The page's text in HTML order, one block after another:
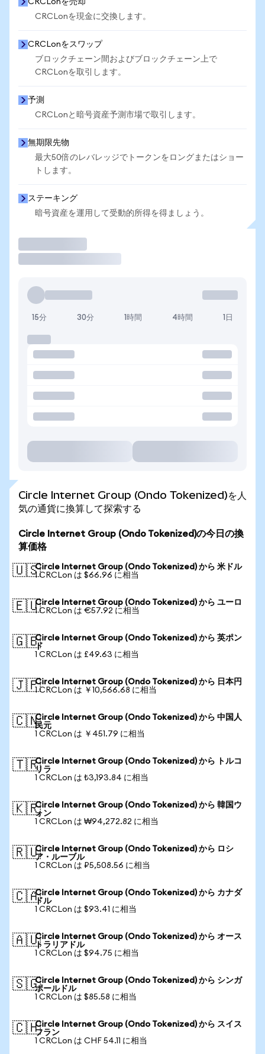
CRCLonを売却
CRCLonを現金に交換します。
CRCLonをスワップ
ブロックチェーン間およびブロックチェーン上で
CRCLonを取引します。
予測
CRCLonと暗号資産予測市場で取引します。
無期限先物
最大50倍のレバレッジでトークンをロングまたはショー
トします。
ステーキング
暗号資産を運用して受動的所得を得ましょう。
15分 30分 1時間 4時間 1日
Circle Internet Group (Ondo Tokenized)を人
気の通貨に換算して探索する
Circle Internet Group (Ondo Tokenized)の今日の換
算価格
🇺🇸Circle Internet Group (Ondo Tokenized) から 米ドル
1 CRCLon は $66.96 に相当
🇪🇺Circle Internet Group (Ondo Tokenized) から ユーロ
1 CRCLon は €57.92 に相当
🇬🇧Circle Internet Group (Ondo Tokenized) から 英ポン
ド
1 CRCLon は £49.63 に相当
🇯🇵Circle Internet Group (Ondo Tokenized) から 日本円
1 CRCLon は ￥10,566.68 に相当
🇨🇳Circle Internet Group (Ondo Tokenized) から 中国人
民元
1 CRCLon は ￥451.79 に相当
🇹🇷Circle Internet Group (Ondo Tokenized) から トルコ
リラ
1 CRCLon は ₺3,193.84 に相当
🇰🇷Circle Internet Group (Ondo Tokenized) から 韓国ウ
ォン
1 CRCLon は ₩94,272.82 に相当
🇷🇺Circle Internet Group (Ondo Tokenized) から ロシ
ア・ルーブル
1 CRCLon は ₽5,508.56 に相当
🇨🇦Circle Internet Group (Ondo Tokenized) から カナダ
ドル
1 CRCLon は $93.41 に相当
🇦🇺Circle Internet Group (Ondo Tokenized) から オース
トラリアドル
1 CRCLon は $94.75 に相当
🇸🇬Circle Internet Group (Ondo Tokenized) から シンガ
ポールドル
1 CRCLon は $85.58 に相当
🇨🇭Circle Internet Group (Ondo Tokenized) から スイス
フラン
1 CRCLon は CHF 54.11 に相当